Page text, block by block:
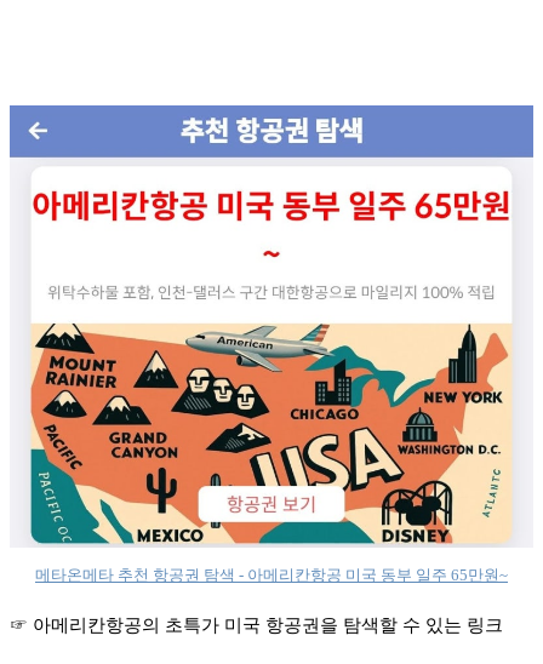
메타온메타 추천 항공권 탐색 - 아메리칸항공 미국 동부 일주 65만원~
☞ 아메리칸항공의 초특가 미국 항공권을 탐색할 수 있는 링크